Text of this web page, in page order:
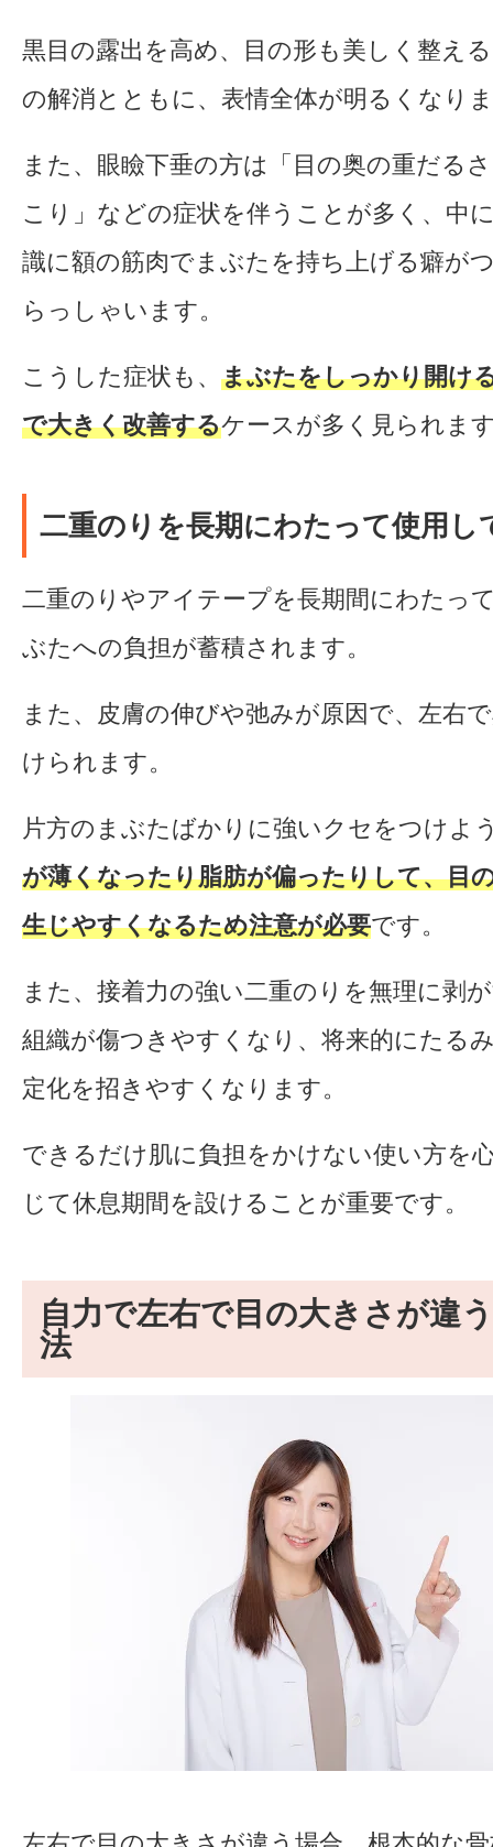
黒目の露出を高め、目の形も美しく整え
の解消とともに、表情全体が明るくなり
また、眼瞼下垂の方は「目の奥の重だる
こり」などの症状を伴うことが多く、中
識に額の筋肉でまぶたを持ち上げる癖が
らっしゃいます。
こうした症状も、 まぶたをしっかり開け
で大きく改善するケースが多く見られま
二重のりを長期にわたって使用し
二重のりやアイテープを長期間にわたっ
ぶたへの負担が蓄積されます。
また、皮膚の伸びや弛みが原因で、左右
けられます。
片方のまぶたばかりに強いクセをつけよ
が薄くなったり脂肪が偏ったりして、目
生じやすくなるため注意が必要です。
また、接着力の強い二重のりを無理に剥
組織が傷つきやすくなり、将来的にたる
定化を招きやすくなります。
できるだけ肌に負担をかけない使い方を
じて休息期間を設けることが重要です。
自力で左右で目の大きさが違
法